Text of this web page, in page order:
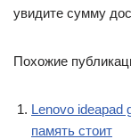
увидите сумму
Похожие
Lenovo ideapad
память стоит